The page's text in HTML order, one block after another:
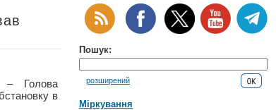
Голова
в
Пошук:
розширений
Міркування